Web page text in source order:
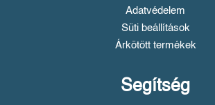
Adatvédelem
Süti beállítások
Árkötött termékek
Segítség